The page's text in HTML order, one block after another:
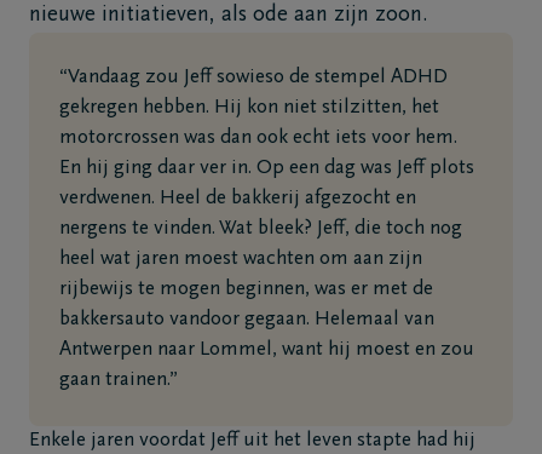
nieuwe initiatieven, als ode aan zijn zoon.
“Vandaag zou Jeff sowieso de stempel ADHD
gekregen hebben. Hij kon niet stilzitten, het
motorcrossen was dan ook echt iets voor hem.
En hij ging daar ver in. Op een dag was Jeff plots
verdwenen. Heel de bakkerij afgezocht en
nergens te vinden. Wat bleek? Jeff, die toch nog
heel wat jaren moest wachten om aan zijn
rijbewijs te mogen beginnen, was er met de
bakkersauto vandoor gegaan. Helemaal van
Antwerpen naar Lommel, want hij moest en zou
gaan trainen.”
Enkele jaren voordat Jeff uit het leven stapte had hij